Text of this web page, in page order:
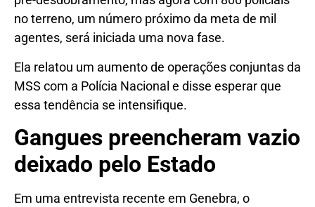
no terreno, um número próximo da meta de mil
agentes, será iniciada uma nova fase.
Ela relatou um aumento de operações conjuntas da
MSS com a Polícia Nacional e disse esperar que
essa tendência se intensifique.
Gangues preencheram vazio
deixado pelo Estado
Em uma entrevista recente em Genebra, o